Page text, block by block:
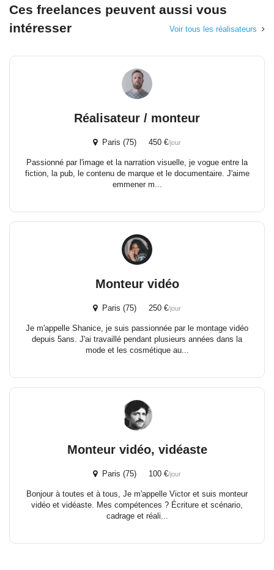
Ces freelances peuvent aussi vous
intéresser
Voir tous les réalisateurs
Réalisateur / monteur
Paris (75) 450 €/jour
Passionné par l'image et la narration visuelle, je vogue entre la
fiction, la pub, le contenu de marque et le documentaire. J'aime
emmener m...
Monteur vidéo
Paris (75) 250 €/jour
Je m'appelle Shanice, je suis passionnée par le montage vidéo
depuis 5ans. J'ai travaillé pendant plusieurs années dans la
mode et les cosmétique au...
Monteur vidéo, vidéaste
Paris (75) 100 €/jour
Bonjour à toutes et à tous, Je m'appelle Victor et suis monteur
vidéo et vidéaste. Mes compétences ? Écriture et scénario,
cadrage et réali...